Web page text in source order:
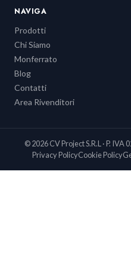
NAVIGA
Prodotti
Chi Siamo
Monferrato
Blog
Contatti
Area Rivenditori
© 2026 CV Project S.R.L · P.
Privacy PolicyCookie Policy